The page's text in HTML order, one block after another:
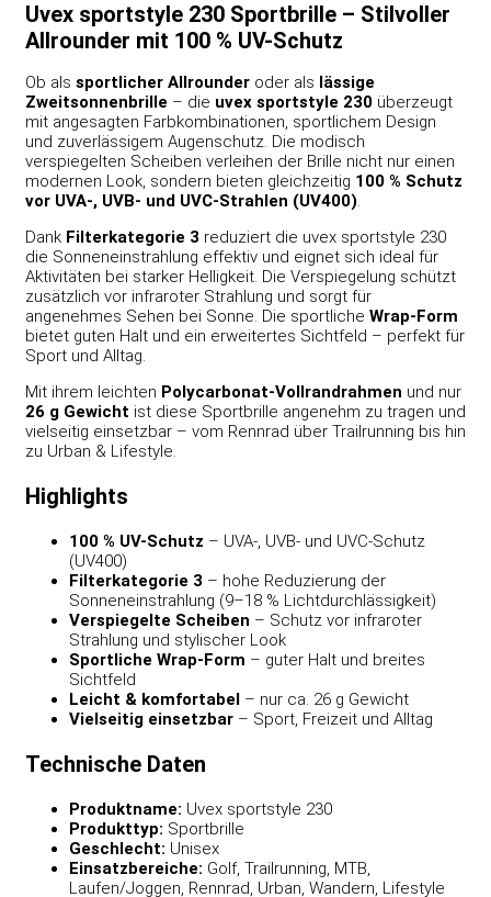
Uvex sportstyle 230 Sportbrille – Stilvoller
Allrounder mit 100 % UV-Schutz
Ob als sportlicher Allrounder oder als lässige
Zweitsonnenbrille – die uvex sportstyle 230 überzeugt
mit angesagten Farbkombinationen, sportlichem Design
und zuverlässigem Augenschutz. Die modisch
verspiegelten Scheiben verleihen der Brille nicht nur einen
modernen Look, sondern bieten gleichzeitig 100 % Schutz
vor UVA-, UVB- und UVC-Strahlen (UV400)
Dank Filterkategorie 3 reduziert die uvex sportstyle 230
die Sonneneinstrahlung effektiv und eignet sich ideal für
Aktivitäten bei starker Helligkeit. Die Verspiegelung schützt
zusätzlich vor infraroter Strahlung und sorgt für
angenehmes Sehen bei Sonne. Die sportliche Wrap-Form
bietet guten Halt und ein erweitertes Sichtfeld – perfekt für
Sport und Alltag.
Mit ihrem leichten Polycarbonat-Vollrandrahmen und nur
26 g Gewicht ist diese Sportbrille angenehm zu tragen und
vielseitig einsetzbar – vom Rennrad über Trailrunning bis hin
zu Urban & Lifestyle.
Highlights
100 % UV-Schutz – UVA-, UVB- und UVC-Schutz
(UV400)
Filterkategorie 3 – hohe Reduzierung der
Sonneneinstrahlung (9–18 % Lichtdurchlässigkeit)
Verspiegelte Scheiben – Schutz vor infraroter
Strahlung und stylischer Look
Sportliche Wrap-Form – guter Halt und breites
Sichtfeld
Leicht & komfortabel – nur ca. 26 g Gewicht
Vielseitig einsetzbar – Sport, Freizeit und Alltag
Technische Daten
Produktname: Uvex sportstyle 230
Produkttyp: Sportbrille
Geschlecht: Unisex
Einsatzbereiche: Golf, Trailrunning, MTB,
Laufen/Joggen, Rennrad, Urban, Wandern, Lifestyle